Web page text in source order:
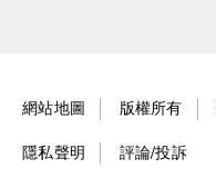
網站地圖 版權所有
隱私聲明 評論/投訴